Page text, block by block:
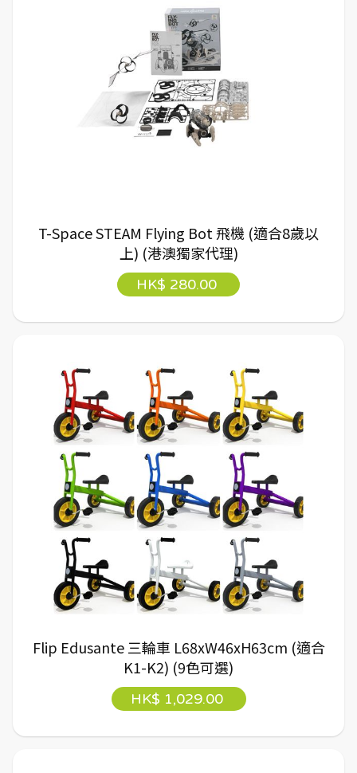
T-Space STEAM Flying Bot 飛機 (適合8歲以
上) (港澳獨家代理)
HK$ 280.00
Flip Edusante 三輪車 L68xW46xH63cm (適合
K1-K2) (9色可選)
HK$ 1,029.00